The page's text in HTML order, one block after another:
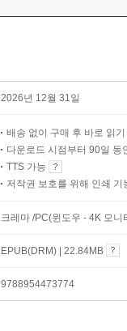
2026년 12월 31일
배송 없이 구매 후 바로 읽기
다운로드 시점부터 90일 동
TTS 가능
저작권 보호를 위해 인쇄 기
크레마 /PC(윈도우 - 4K 모
EPUB(DRM) | 22.84MB
9788954473774